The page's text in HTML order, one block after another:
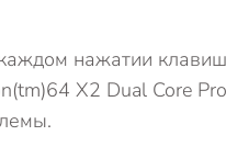
нажатии
X2 Dual Core